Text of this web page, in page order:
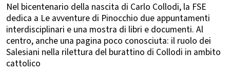
Nel bicentenario della nascita di Carlo Collodi, la FSE
dedica a Le avventure di Pinocchio due appuntamenti
interdisciplinari e una mostra di libri e documenti. Al
centro, anche una pagina poco conosciuta: il ruolo dei
Salesiani nella rilettura del burattino di Collodi in ambito
cattolico